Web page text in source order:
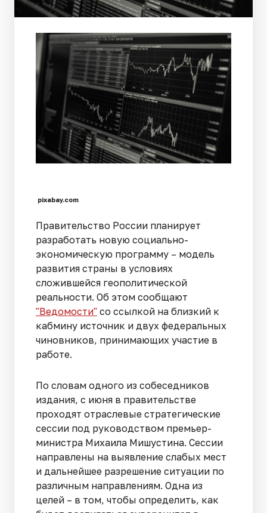
pixabay.com
Правительство России планирует
разработать новую социально-
экономическую программу – модель
развития страны в условиях
сложившейся геополитической
реальности. Об этом сообщают
"Ведомости" со ссылкой на близкий к
кабмину источник и двух федеральных
чиновников, принимающих участие в
работе.
По словам одного из собеседников
издания, с июня в правительстве
проходят отраслевые стратегические
сессии под руководством премьер-
министра Михаила Мишустина. Сессии
направлены на выявление слабых мест
и дальнейшее разрешение ситуации по
различным направлениям. Одна из
целей – в том, чтобы определить, как